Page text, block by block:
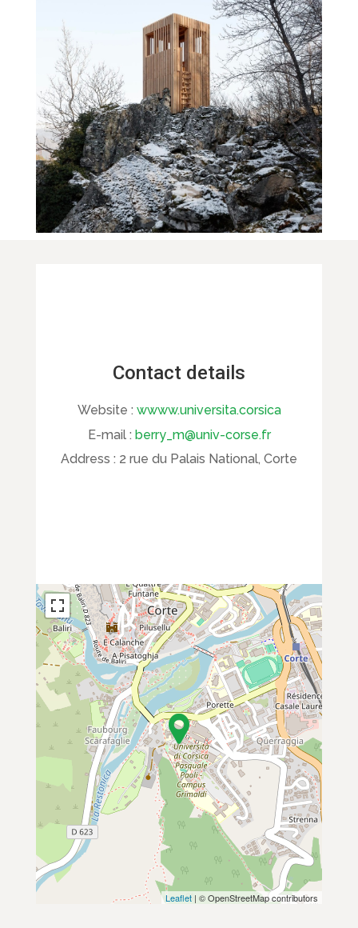
Contact details
Website : wwww.universita.corsica
E-mail : berry_m@univ-corse.fr
Address : 2 rue du Palais National, Corte
Leaflet | © OpenStreetMap contributors